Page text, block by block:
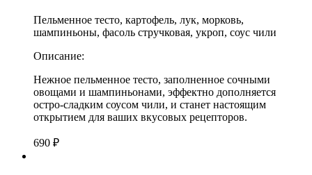
Пельменное тесто, картофель, лук, морковь,
шампиньоны, фасоль стручковая, укроп, соус чили
Описание:
Нежное пельменное тесто, заполненное сочными
овощами и шампиньонами, эффектно дополняется
остро-сладким соусом чили, и станет настоящим
открытием для ваших вкусовых рецепторов.
690 ₽